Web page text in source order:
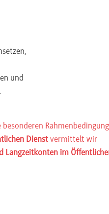
und
besonderen
Dienst vermittelt wir
Langzeitkonten im